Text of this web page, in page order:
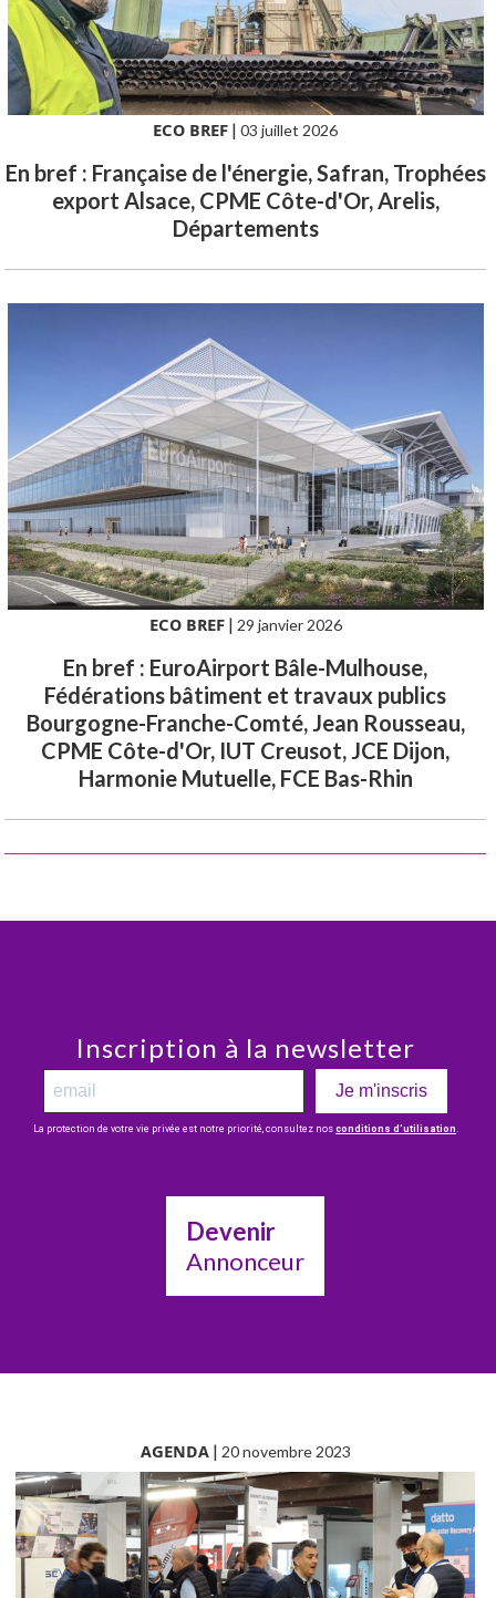
ECO BREF |03 juillet 2026
En bref : Française de l'énergie, Safran, Trophées
export Alsace, CPME Côte-d'Or, Arelis,
Départements
ECO BREF| 29 janvier 2026
En bref : EuroAirport Bâle-Mulhouse,
Fédérations bâtiment et travaux publics
Bourgogne-Franche-Comté, Jean Rousseau,
CPME Côte-d'Or, IUT Creusot, JCE Dijon,
Harmonie Mutuelle, FCE Bas-Rhin
Inscription à la newsletter
Je m'inscris
La protection de votre vie privée est notre priorité, consultez nos conditions d’utilisation
Devenir
Annonceur
AGENDA| 20 novembre 2023